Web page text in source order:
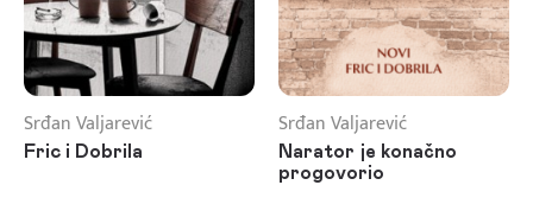
Srđan Valjarević
Fric i Dobrila
Srđan Valjarević
Narator je konačno
progovorio